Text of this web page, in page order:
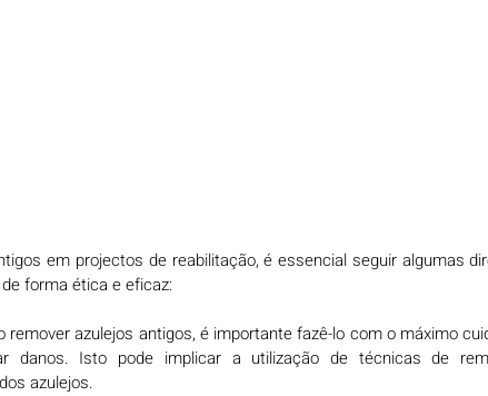
em projectos de reabilitação, é essencial seguir algumas
forma ética e eficaz:
remover azulejos antigos, é importante fazê-lo com o máximo
danos. Isto pode implicar a utilização de técnicas de
azulejos.